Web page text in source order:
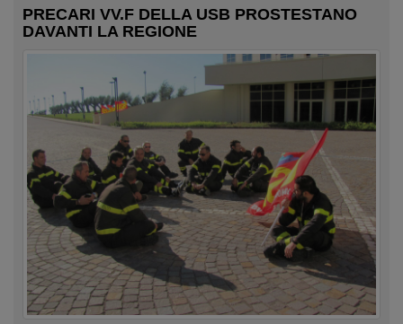
PRECARI VV.F DELLA USB PROSTESTANO
DAVANTI LA REGIONE